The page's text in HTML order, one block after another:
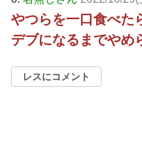
やつらを一口食べた
デブになるまでやめ
レスにコメント